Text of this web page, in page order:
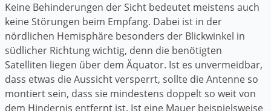
Keine Behinderungen der Sicht bedeutet meistens auch
keine Störungen beim Empfang. Dabei ist in der
nördlichen Hemisphäre besonders der Blickwinkel in
südlicher Richtung wichtig, denn die benötigten
Satelliten liegen über dem Äquator. Ist es unvermeidbar,
dass etwas die Aussicht versperrt, sollte die Antenne so
montiert sein, dass sie mindestens doppelt so weit von
dem Hindernis entfernt ist. Ist eine Mauer beispielsweise